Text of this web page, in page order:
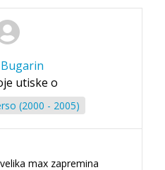
utiske o
(2000 - 2005)
max zapremina